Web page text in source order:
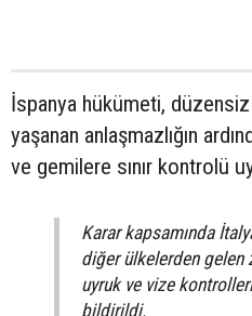
İspanya hükümeti,
yaşanan anlaşmazlığın
ve gemilere sınır kontrolü
Karar kapsamında
diğer ülkelerden gelen
uyruk ve vize
bildirildi.